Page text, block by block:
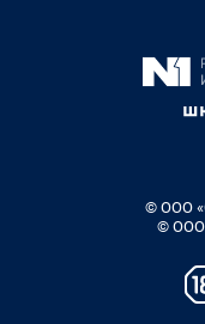
© ООО
© ООО